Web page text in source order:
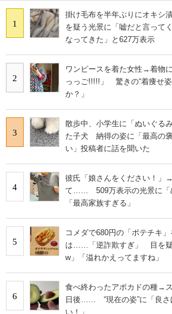
1
掛け毛布を半年ぶりにオキ
を疑う光景に「嘘だと言って
なってきた」と627万表示
2
ワンピースを着た女性→着物
っっご!!!!!」 驚きの“着痩せ
か？」
3
散歩中、小学生に「ぬいぐる
た子犬 納得の姿に「最高の
い」投稿者に話を聞いた
4
彼氏「娘さんをください！」
て…… 509万表示の光景に「
「最高家族すぎる」
5
コメダで680円の「ポテチキ
は……「逆詐欺すぎ」 目を疑
w」「溢れかえってますね」
6
食べ終わったアボカドの種→
日後…… “現在の姿”に「良さ
い！」